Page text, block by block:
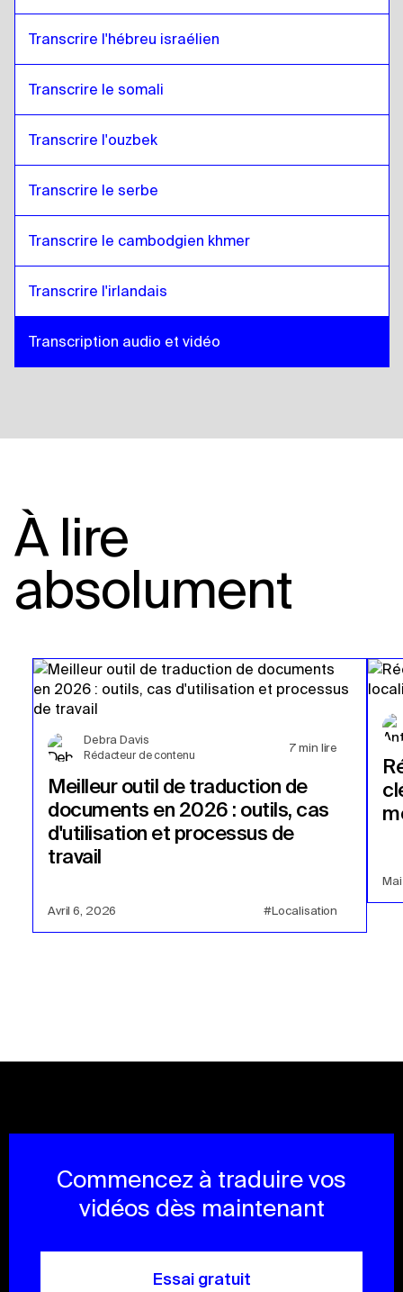
Transcrire l'hébreu israélien
Transcrire le somali
Transcrire l'ouzbek
Transcrire le serbe
Transcrire le cambodgien khmer
Transcrire l'irlandais
Transcription audio et vidéo
À lire
absolument
Debra Davis
Rédacteur de contenu
7 min lire
Meilleur outil de traduction de
documents en 2026 : outils, cas
d'utilisation et processus de
travail
Avril 6, 2026 #Localisation
Commencez à traduire vos
vidéos dès maintenant
Essai gratuit